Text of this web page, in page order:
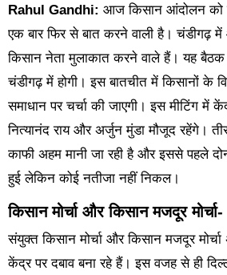
Rahul Gandhi: आज किसान आंदोलन को
एक बार फिर से बात करने वाली है। चंडीगढ़
किसान नेता मुलाकात करने वाले हैं। यह
चंडीगढ़ में होगी। इस बातचीत में किसानों के
समाधान पर चर्चा की जाएगी। इस मीटिंग में
नित्यानंद राय और अर्जुन मुंडा मौजूद रहेंगे।
काफी अहम मानी जा रही है और इससे पहले
हुई लेकिन कोई नतीजा नहीं निकल।
किसान मोर्चा और किसान मजदूर मोर्चा-
संयुक्त किसान मोर्चा और किसान मजदूर
केंद्र पर दबाव बना रहे हैं। इस वजह से ही